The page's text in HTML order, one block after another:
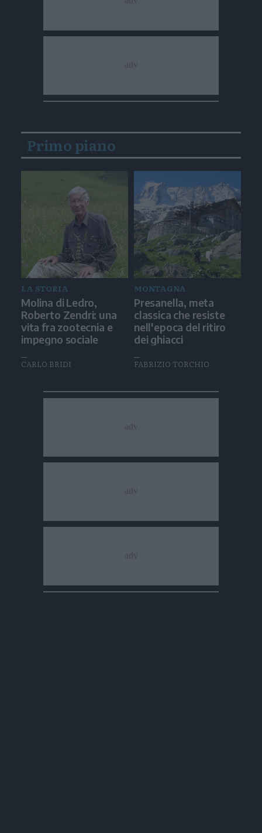
Primo piano
LA STORIA
Molina di Ledro,
Roberto Zendri: una
vita fra zootecnia e
impegno sociale
CARLO BRIDI
MONTAGNA
Presanella, meta
classica che resiste
nell'epoca del ritiro
dei ghiacci
FABRIZIO TORCHIO